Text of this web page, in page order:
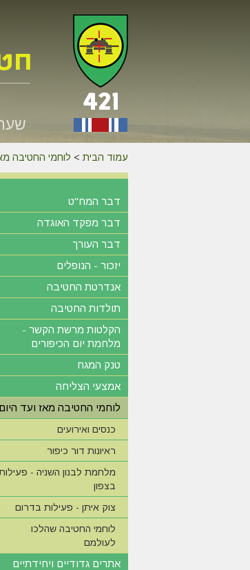
עמוד הבית > לוחמי החטיבה
דבר המח"ט
דבר מפקד האוגדה
דבר העורך
יזכור - הנופלים
אנדרטת החטיבה
תולדות החטיבה
הקלטות מרשת הקשר -
מלחמת יום הכיפורים
טנק המגח
אמצעי הצליחה
לוחמי החטיבה מאז ועד היום
כנסים ואירועים
ראיונות דור כיפור
מלחמת לבנון השניה -
בצפון
צוק איתן - פעילות בדרום
לוחמי החטיבה שהלכו
לעולמם
אתרים גדודיים ויחידתיים